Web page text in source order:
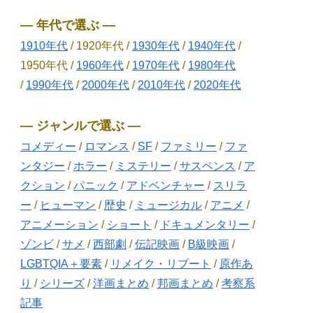
― 年代で選ぶ ―
1910年代 / 1920年代 / 1930年代 / 1940年代 /
1950年代 / 1960年代 / 1970年代 / 1980年代
/ 1990年代 / 2000年代 / 2010年代 / 2020年代
― ジャンルで選ぶ ―
コメディー / ロマンス / SF / ファミリー / ファ
ンタジー / ホラー / ミステリー /サスペンス / ア
クション /パニック / アドベンチャー / スリラ
ー / ヒューマン / 歴史 / ミュージカル / アニメ /
アニメーション / ショート / ドキュメンタリー /
ゾンビ /サメ /西部劇 /伝記映画 / B級映画 /
LGBTQIA＋要素 / リメイク・リブート / 原作あ
り / シリーズ /洋画まとめ /邦画まとめ /考察系
記事